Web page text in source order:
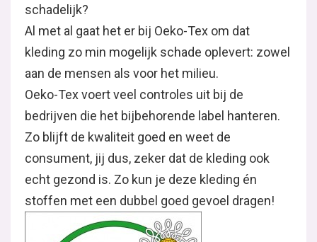
schadelijk?
Al met al gaat het er bij Oeko-Tex om dat
kleding zo min mogelijk schade oplevert: zowel
aan de mensen als voor het milieu.
Oeko-Tex voert veel controles uit bij de
bedrijven die het bijbehorende label hanteren.
Zo blijft de kwaliteit goed en weet de
consument, jij dus, zeker dat de kleding ook
echt gezond is. Zo kun je deze kleding én
stoffen met een dubbel goed gevoel dragen!